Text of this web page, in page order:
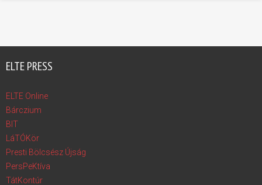
ELTE PRESS
ELTE Online
Bárczium
BIT
LáTÓKör
Presti Bölcsész Újság
PersPeKtíva
TátKontúr